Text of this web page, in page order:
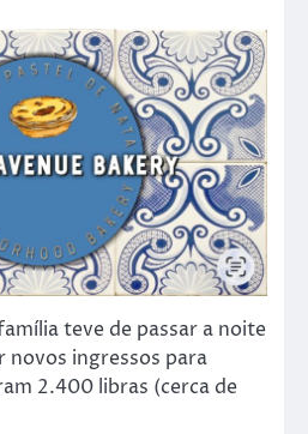
teve de passar a noite
novos ingressos para
2.400 libras (cerca de